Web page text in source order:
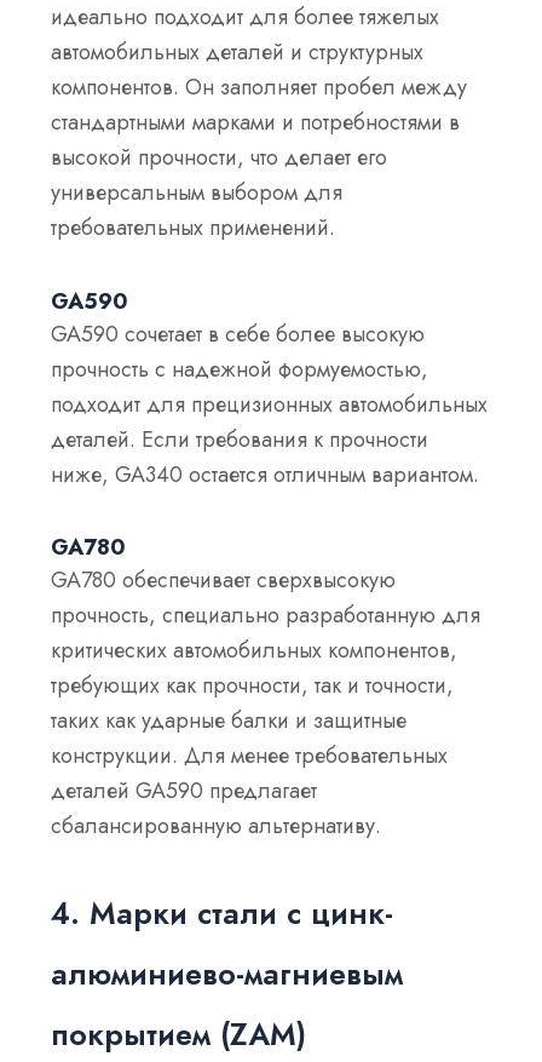
идеально подходит для более тяжелых
автомобильных деталей и структурных
компонентов. Он заполняет пробел между
стандартными марками и потребностями в
высокой прочности, что делает его
универсальным выбором для
требовательных применений.
GA590
GA590 сочетает в себе более высокую
прочность с надежной формуемостью,
подходит для прецизионных автомобильных
деталей. Если требования к прочности
ниже, GA340 остается отличным вариантом.
GA780
GA780 обеспечивает сверхвысокую
прочность, специально разработанную для
критических автомобильных компонентов,
требующих как прочности, так и точности,
таких как ударные балки и защитные
конструкции. Для менее требовательных
деталей GA590 предлагает
сбалансированную альтернативу.
4. Марки стали с цинк-
алюминиево-магниевым
покрытием (ZAM)